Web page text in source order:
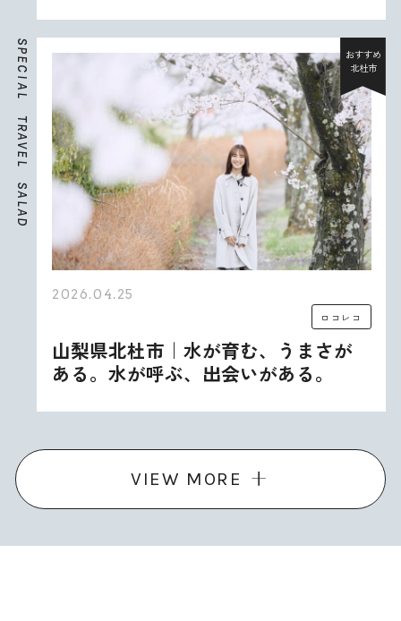
S
P
E
C
I
A
L
T
R
A
V
E
L
S
A
L
A
D
おすすめ
北杜市
2026.04.25
ロコレコ
山梨県北杜市｜水が育む、うまさが
ある。水が呼ぶ、出会いがある。
VIEW MORE